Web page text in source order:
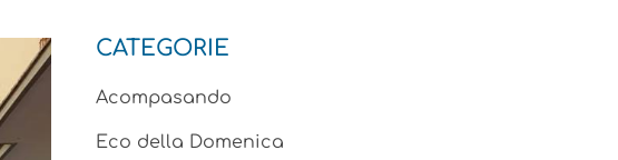
CATEGORIE
Acompasando
Eco della Domenica